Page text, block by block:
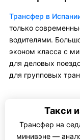
Трансфер в
только
водителями.
эконом класса с
для деловых
для групповых
Такси
Трансфер на
минивэне —